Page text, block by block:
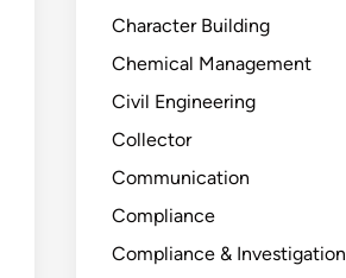
Character Building
Chemical Management
Civil Engineering
Collector
Communication
Compliance
Compliance & Investigation